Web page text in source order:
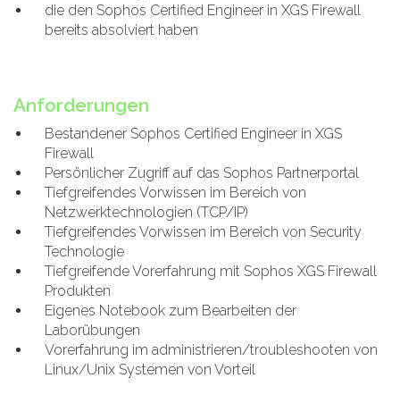
die den Sophos Certified Engineer in XGS Firewall
bereits absolviert haben
Anforderungen
Bestandener Sophos Certified Engineer in XGS
Firewall
Persönlicher Zugriff auf das Sophos Partnerportal
Tiefgreifendes Vorwissen im Bereich von
Netzwerktechnologien (TCP/IP)
Tiefgreifendes Vorwissen im Bereich von Security
Technologie
Tiefgreifende Vorerfahrung mit Sophos XGS Firewall
Produkten
Eigenes Notebook zum Bearbeiten der
Laborübungen
Vorerfahrung im administrieren/troubleshooten von
Linux/Unix Systemen von Vorteil